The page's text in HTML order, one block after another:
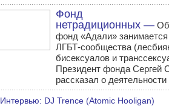
Фонд
нетрадиционных —
фонд «Адали»
ЛГБТ-сообщества
бисексуалов и
Президент фонда Сергей
рассказал о деятельности
Интервью: DJ Trence (Atomic Hooligan)